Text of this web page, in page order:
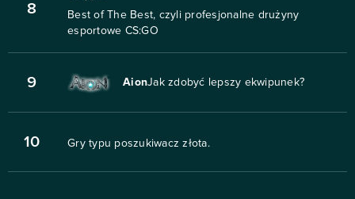
8
Best of The Best, czyli profesjonalne drużyny
esportowe CS:GO
9 AionJak zdobyć lepszy ekwipunek?
10 Gry typu poszukiwacz złota.